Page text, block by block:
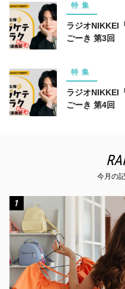
特集
ラジオNIKKEI
ごーき 第3回
特集
ラジオNIKKEI
ごーき 第4回
今月の
1